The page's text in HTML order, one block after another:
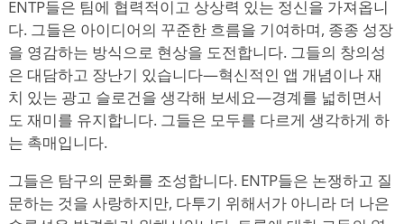
ENTP들은 팀에 협력적이고 상상력 있는 정신을 가져옵니
다. 그들은 아이디어의 꾸준한 흐름을 기여하며, 종종 성장
을 영감하는 방식으로 현상을 도전합니다. 그들의 창의성
은 대담하고 장난기 있습니다—혁신적인 앱 개념이나 재
치 있는 광고 슬로건을 생각해 보세요—경계를 넓히면서
도 재미를 유지합니다. 그들은 모두를 다르게 생각하게 하
는 촉매입니다.
그들은 탐구의 문화를 조성합니다. ENTP들은 논쟁하고 질
문하는 것을 사랑하지만, 다투기 위해서가 아니라 더 나은